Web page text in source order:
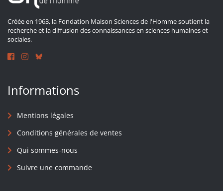
Créée en 1963, la Fondation Maison Sciences de l'Homme soutient la
recherche et la diffusion des connaissances en sciences humaines et
sociales.
Informations
Mentions légales
Conditions générales de ventes
Qui sommes-nous
Suivre une commande